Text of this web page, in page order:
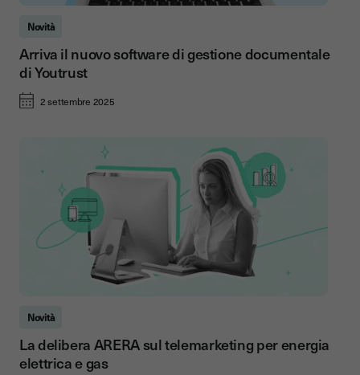
Novità
Arriva il nuovo software di gestione documentale
di Youtrust
2 settembre 2025
Novità
La delibera ARERA sul telemarketing per energia
elettrica e gas